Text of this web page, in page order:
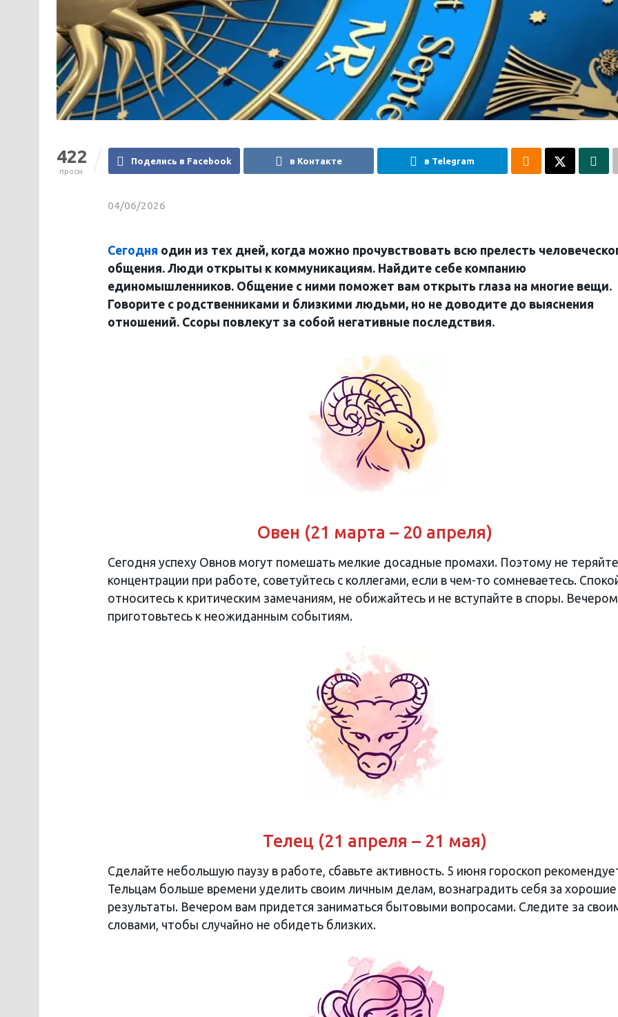
422
просм.
Поделись в Facebook в Контакте в Telegram
04/06/2026
Сегодня один из тех дней, когда можно прочувствовать всю прелесть
общения. Люди открыты к коммуникациям. Найдите себе компанию
единомышленников. Общение с ними поможет вам открыть глаза на многие вещи.
Говорите с родственниками и близкими людьми, но не доводите до выяснения
отношений. Ссоры повлекут за собой негативные последствия.
Овен (21 марта – 20 апреля)
Сегодня успеху Овнов могут помешать мелкие досадные промахи. Поэтому не теряйте
концентрации при работе, советуйтесь с коллегами, если в чем-то сомневаетесь.
относитесь к критическим замечаниям, не обижайтесь и не вступайте в споры. Вечером
приготовьтесь к неожиданным событиям.
Телец (21 апреля – 21 мая)
Сделайте небольшую паузу в работе, сбавьте активность. 5 июня гороскоп
Тельцам больше времени уделить своим личным делам, вознаградить себя за хорошие
результаты. Вечером вам придется заниматься бытовыми вопросами. Следите за
словами, чтобы случайно не обидеть близких.